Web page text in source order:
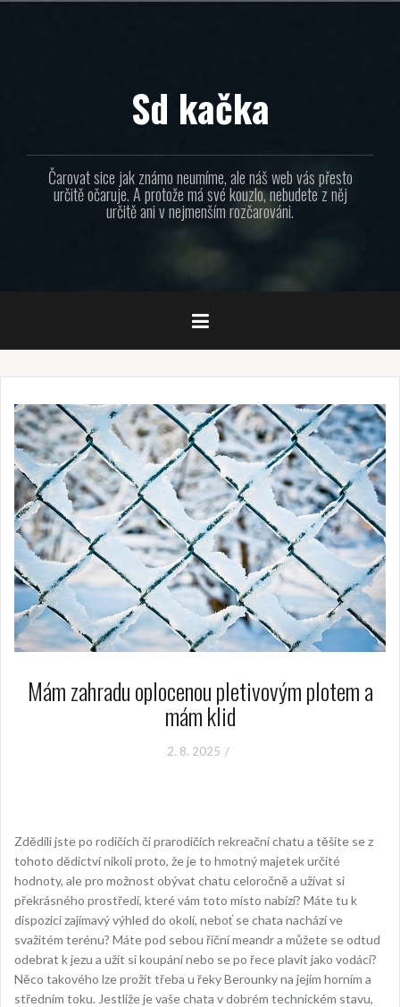
Sd kačka
Čarovat sice jak známo neumíme, ale náš web vás přesto
určitě očaruje. A protože má své kouzlo, nebudete z něj
určitě ani v nejmenším rozčarováni.
Mám zahradu oplocenou pletivovým plotem a
mám klid
2. 8. 2025
Zdědili jste po rodičích či prarodičích rekreační chatu a těšíte se z
tohoto dědictví nikoli proto, že je to hmotný majetek určité
hodnoty, ale pro možnost obývat chatu celoročně a užívat si
překrásného prostředí, které vám toto místo nabízí? Máte tu k
dispozici zajímavý výhled do okolí, neboť se chata nachází ve
svažitém terénu? Máte pod sebou říční meandr a můžete se odtud
odebrat k jezu a užít si koupání nebo se po řece plavit jako vodáci?
Něco takového lze prožít třeba u řeky Berounky na jejím horním a
středním toku. Jestliže je vaše chata v dobrém technickém stavu,